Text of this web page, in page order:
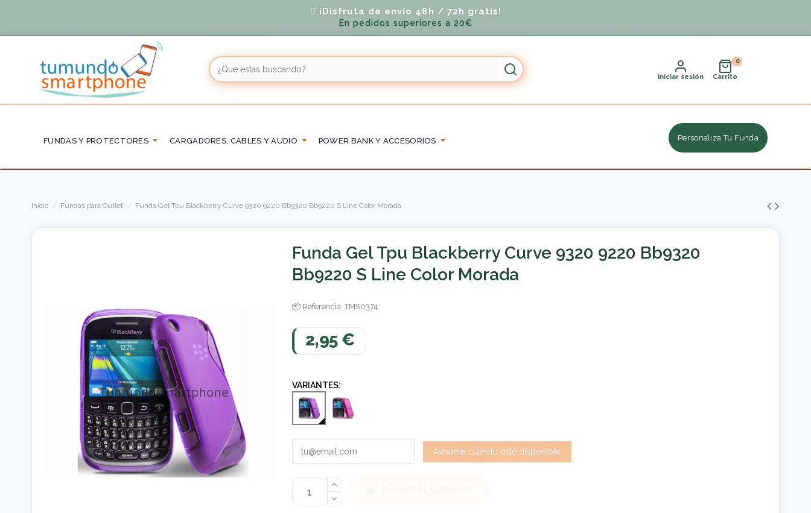
¡Disfruta de envío 48h / 72h gratis!
En pedidos superiores a 20€
Iniciar sesión Carrito
FUNDAS Y PROTECTORES CARGADORES, CABLES Y AUDIO POWER BANK Y ACCESORIOS Personaliza Tu Funda
Inicio Fundas para Outlet Funda Gel Tpu Blackberry Curve 9320 9220 Bb9320 Bb9220 S Line Color Morada
Funda Gel Tpu Blackberry Curve 9320 9220 Bb9320
Bb9220 S Line Color Morada
Referencia: TMS0374
2,95 €
VARIANTES: